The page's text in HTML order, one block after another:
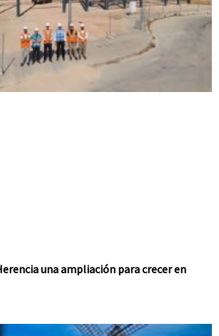
una ampliación para crecer en